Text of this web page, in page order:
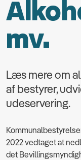
mv.
Læs mere om
af bestyrer,
udeservering.
2022 vedtaget at
det